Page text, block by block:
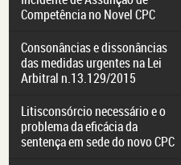
Competência no Novel CPC
Consonâncias e dissonâncias
das medidas urgentes na Lei
Arbitral n.13.129/2015
Litisconsórcio necessário e o
problema da eficácia da
sentença em sede do novo CPC